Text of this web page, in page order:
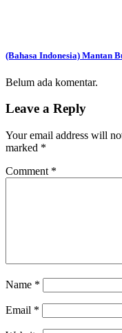
(Bahasa Indonesia) Mantan
Belum ada komentar.
Leave a Reply
Your email address will
marked *
Comment *
Name *
Email *